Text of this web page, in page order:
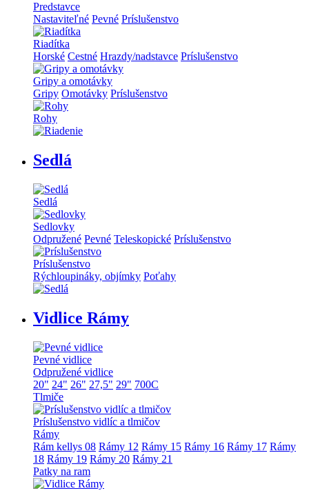
Predstavce
Nastaviteľné Pevné Príslušenstvo
Riadítka
Horské Cestné Hrazdy/nadstavce Príslušenstvo
Gripy a omotávky
Gripy Omotávky Príslušenstvo
Rohy
Sedlá
Sedlá
Sedlovky
Odpružené Pevné Teleskopické Príslušenstvo
Príslušenstvo
Rýchloupináky, objímky Poťahy
Vidlice Rámy
Pevné vidlice
Odpružené vidlice
20" 24" 26" 27,5" 29" 700C
Tlmiče
Príslušenstvo vidlíc a tlmičov
Rámy
Rám kellys 08 Rámy 12 Rámy 15 Rámy 16 Rámy 17 Rámy
18 Rámy 19 Rámy 20 Rámy 21
Patky na ram